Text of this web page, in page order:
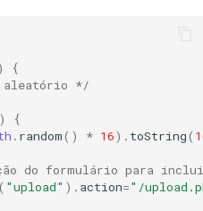
{
aleatório */
)
{
. random() * 16). toString(
do formulário para
( "upload" ). action="/